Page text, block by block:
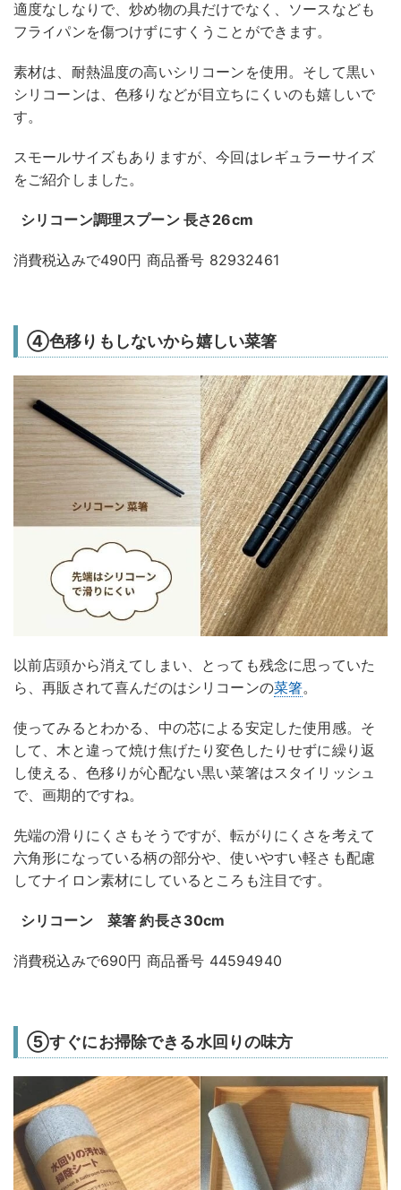
適度なしなりで、炒め物の具だけでなく、ソースなども
フライパンを傷つけずにすくうことができます。
素材は、耐熱温度の高いシリコーンを使用。そして黒い
シリコーンは、色移りなどが目立ちにくいのも嬉しいで
す。
スモールサイズもありますが、今回はレギュラーサイズ
をご紹介しました。
シリコーン調理スプーン 長さ26cm
消費税込みで490円 商品番号 82932461
④色移りもしないから嬉しい菜箸
以前店頭から消えてしまい、とっても残念に思っていた
ら、再販されて喜んだのはシリコーンの菜箸。
使ってみるとわかる、中の芯による安定した使用感。そ
して、木と違って焼け焦げたり変色したりせずに繰り返
し使える、色移りが心配ない黒い菜箸はスタイリッシュ
で、画期的ですね。
先端の滑りにくさもそうですが、転がりにくさを考えて
六角形になっている柄の部分や、使いやすい軽さも配慮
してナイロン素材にしているところも注目です。
シリコーン 菜箸 約長さ30cm
消費税込みで690円 商品番号 44594940
⑤すぐにお掃除できる水回りの味方